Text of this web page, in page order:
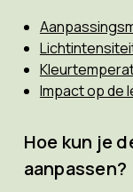
Impact op de
Hoe kun je
aanpassen?